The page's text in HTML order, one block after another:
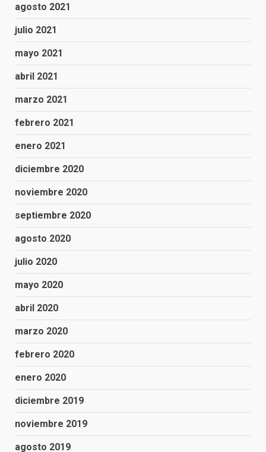
agosto 2021
julio 2021
mayo 2021
abril 2021
marzo 2021
febrero 2021
enero 2021
diciembre 2020
noviembre 2020
septiembre 2020
agosto 2020
julio 2020
mayo 2020
abril 2020
marzo 2020
febrero 2020
enero 2020
diciembre 2019
noviembre 2019
agosto 2019